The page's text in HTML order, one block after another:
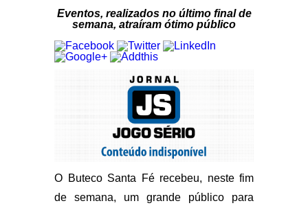
Eventos, realizados no último final de
semana, atraíram ótimo público
O Buteco Santa Fé recebeu, neste fim
de semana, um grande público para